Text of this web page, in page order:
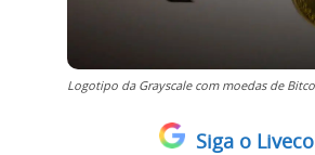
Logotipo da Grayscale com moedas de
Siga o